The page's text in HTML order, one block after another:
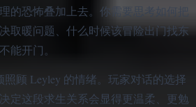
的恐怖叠加上去。你需要思考如何把
取暖问题、什么时候该冒险出门找东
能开门。
顾 Leyley 的情绪。玩家对话的选择
定这段求生关系会显得更温柔、更勉